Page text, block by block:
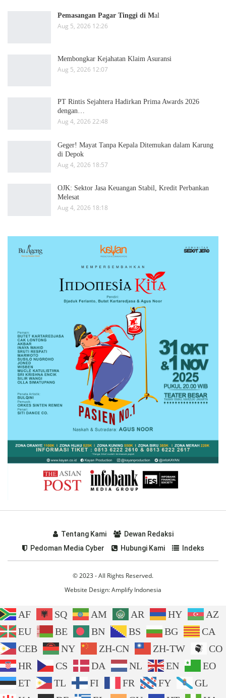
Pemasangan Pagar Tinggi di Mal
Aug 5, 2026 12:26
Membongkar Kejahatan Klaim Asuransi
Aug 5, 2026 12:07
PT Rintis Sejahtera Hadirkan Prima Awards 2026
dengan…
Aug 4, 2026 22:48
Geger! Mayat Tanpa Kepala Ditemukan dalam Karung
di Depok
Aug 4, 2026 18:57
OJK: Sektor Jasa Keuangan Stabil, Kredit Perbankan
Melesat
Aug 4, 2026 18:18
Tentang Kami
Dewan Redaksi
Pedoman Media Cyber
Hubungi Kami Indeks
© 2023 - All Rights Reserved.
Website Design:Amplify Indonesia
AF SQ AM AR HY
AZ
EU
BE BN BS BG
CA
CEB
NY ZH-CN ZH-TW
CO
HR
CS DA NL EN
EO
ET
TL FI FR FY
GL